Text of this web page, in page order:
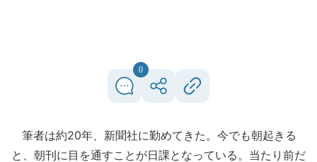
0
筆者は約20年、新聞社に勤めてきた。今でも朝起きる
と、朝刊に目を通すことが日課となっている。当たり前だ